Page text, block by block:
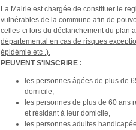
La Mairie est chargée de constituer le
vulnérables de la commune afin de
celles-ci lors du déclanchement du plan
départemental en cas de risques
épidémie etc .).
PEUVENT S'INSCRIRE :
les personnes âgées de plus de
domicile,
les personnes de plus de 60 ans
et résidant à leur domicile,
les personnes adultes